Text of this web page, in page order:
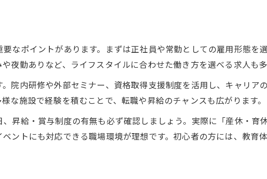
看護師の働き方改革で注目のポイントを解説
護師業務の効率化が将来性に与える影響
護師の働き方改革とキャリアアップ支援
なポイントがあります。まずは正社員や常勤としての雇用形態を
夜勤ありなど、ライフスタイルに合わせた働き方を選べる求人も多
院内研修や外部セミナー、資格取得支援制度を活用し、キャリア
な施設で経験を積むことで、転職や昇給のチャンスも広がります。
昇給・賞与制度の有無も必ず確認しましょう。実際に「産休・育
ントにも対応できる職場環境が理想です。初心者の方には、教育
ご応募はこちら
ご応募はこちら